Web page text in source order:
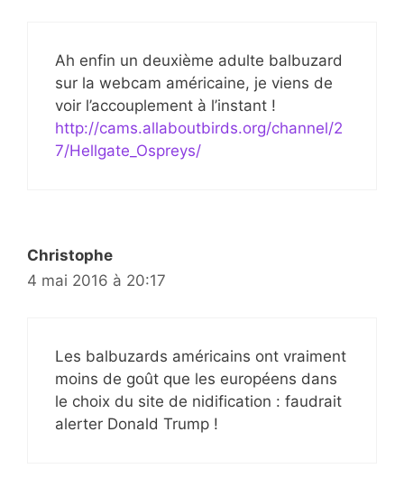
Ah enfin un deuxième adulte balbuzard
sur la webcam américaine, je viens de
voir l’accouplement à l’instant !
http://cams.allaboutbirds.org/channel/2
7/Hellgate_Ospreys/
Christophe
4 mai 2016 à 20:17
Les balbuzards américains ont vraiment
moins de goût que les européens dans
le choix du site de nidification : faudrait
alerter Donald Trump !